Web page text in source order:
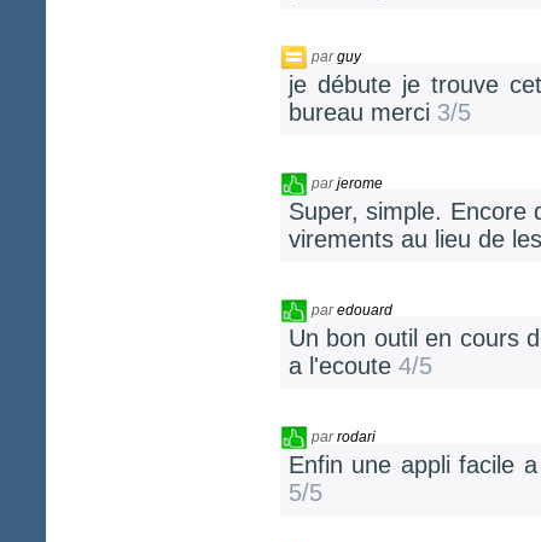
parguy
je débute je trouve
bureau merci 3/5
parjerome
Super, simple. Encore
virements au lieu de
paredouard
Un bon outil en cours
a l'ecoute 4/5
parrodari
Enfin une appli facile
5/5